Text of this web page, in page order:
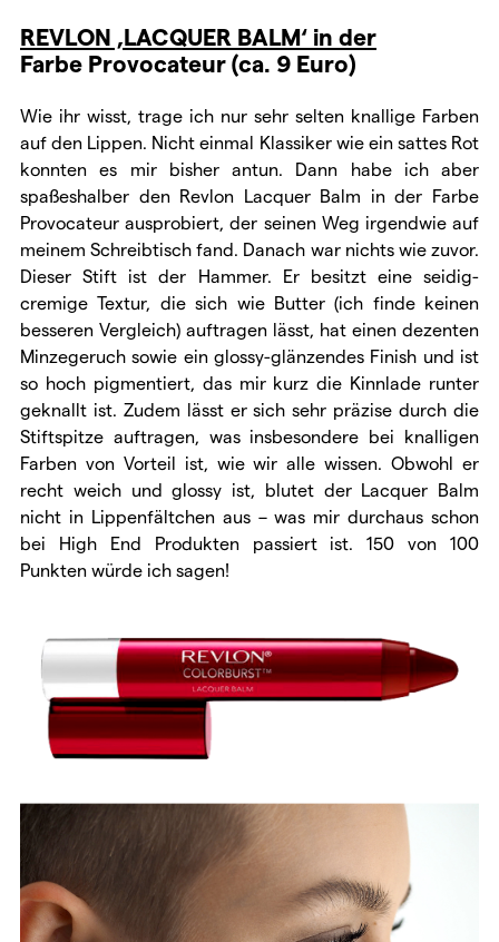
REVLON ‚LACQUER BALM‘ in der
Farbe Provocateur (ca. 9 Euro)
Wie ihr wisst, trage ich nur sehr selten knallige Farben
auf den Lippen. Nicht einmal Klassiker wie ein sattes Rot
konnten es mir bisher antun. Dann habe ich aber
spaßeshalber den Revlon Lacquer Balm in der Farbe
Provocateur ausprobiert, der seinen Weg irgendwie auf
meinem Schreibtisch fand. Danach war nichts wie zuvor.
Dieser Stift ist der Hammer. Er besitzt eine seidig-
cremige Textur, die sich wie Butter (ich finde keinen
besseren Vergleich) auftragen lässt, hat einen dezenten
Minzegeruch sowie ein glossy-glänzendes Finish und ist
so hoch pigmentiert, das mir kurz die Kinnlade runter
geknallt ist. Zudem lässt er sich sehr präzise durch die
Stiftspitze auftragen, was insbesondere bei knalligen
Farben von Vorteil ist, wie wir alle wissen. Obwohl er
recht weich und glossy ist, blutet der Lacquer Balm
nicht in Lippenfältchen aus – was mir durchaus schon
bei High End Produkten passiert ist. 150 von 100
Punkten würde ich sagen!